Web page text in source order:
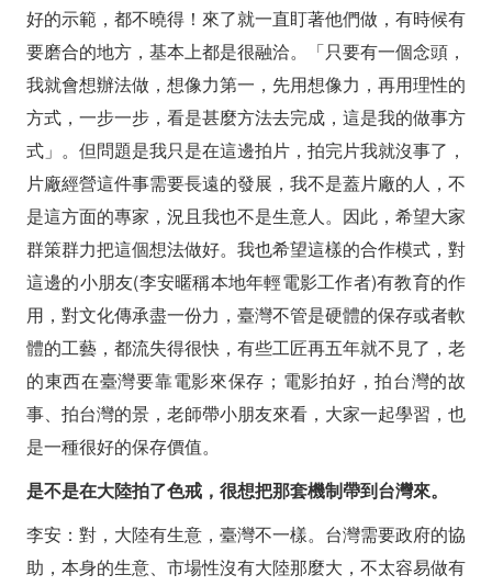
好的示範，都不曉得！來了就一直盯著他們做，有時候有
要磨合的地方，基本上都是很融洽。「只要有一個念頭，
我就會想辦法做，想像力第一，先用想像力，再用理性的
方式，一步一步，看是甚麼方法去完成，這是我的做事方
式」。但問題是我只是在這邊拍片，拍完片我就沒事了，
片廠經營這件事需要長遠的發展，我不是蓋片廠的人，不
是這方面的專家，況且我也不是生意人。因此，希望大家
群策群力把這個想法做好。我也希望這樣的合作模式，對
這邊的小朋友(李安暱稱本地年輕電影工作者)有教育的作
用，對文化傳承盡一份力，臺灣不管是硬體的保存或者軟
體的工藝，都流失得很快，有些工匠再五年就不見了，老
的東西在臺灣要靠電影來保存；電影拍好，拍台灣的故
事、拍台灣的景，老師帶小朋友來看，大家一起學習，也
是一種很好的保存價值。
是不是在大陸拍了色戒，很想把那套機制帶到台灣來。
李安：對，大陸有生意，臺灣不一樣。台灣需要政府的協
助，本身的生意、市場性沒有大陸那麼大，不太容易做有